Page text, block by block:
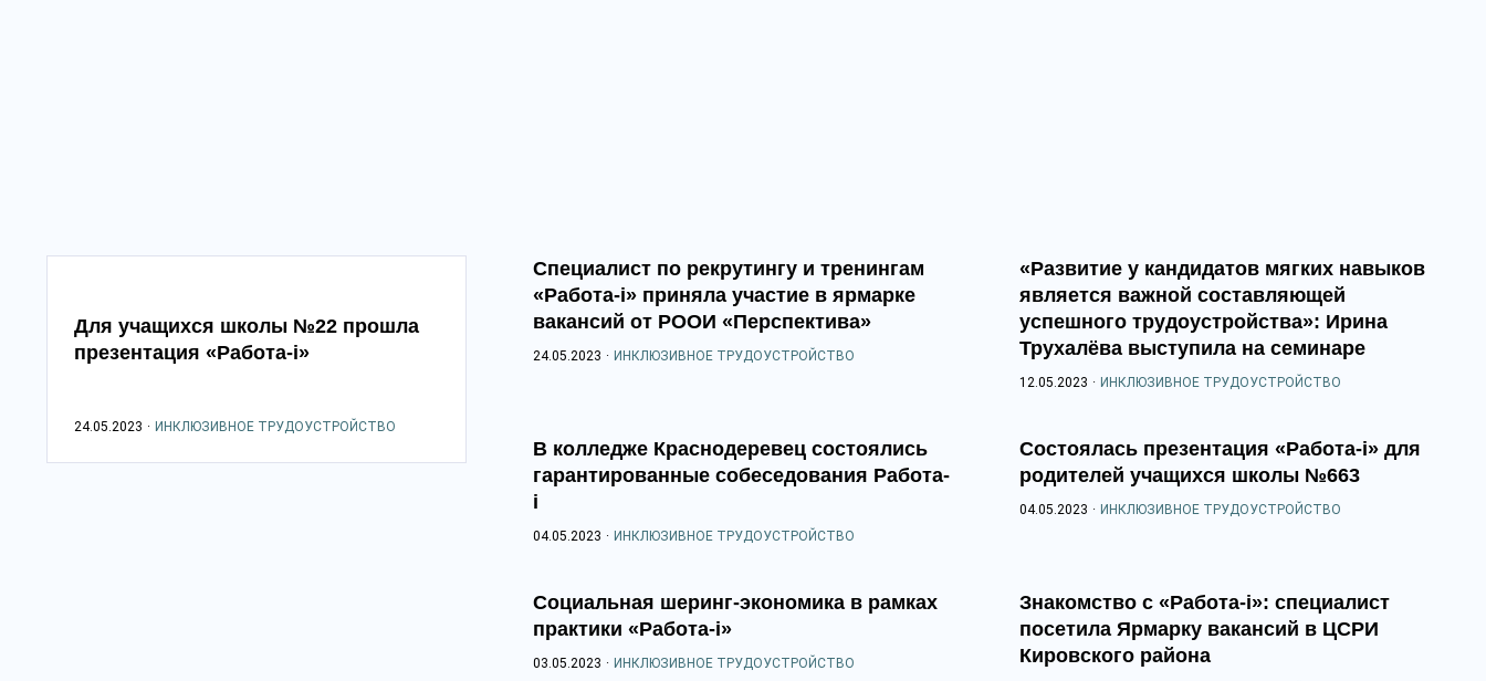
Для учащихся школы №22 прошла
презентация «Работа-i»
24.05.2023 · ИНКЛЮЗИВНОЕ ТРУДОУСТРОЙСТВО
Специалист по рекрутингу и тренингам
«Работа-i» приняла участие в ярмарке
вакансий от РООИ «Перспектива»
24.05.2023 · ИНКЛЮЗИВНОЕ ТРУДОУСТРОЙСТВО
«Развитие у кандидатов мягких навыков
является важной составляющей
успешного трудоустройства»: Ирина
Трухалёва выступила на семинаре
12.05.2023 · ИНКЛЮЗИВНОЕ ТРУДОУСТРОЙСТВО
В колледже Краснодеревец состоялись
гарантированные собеседования Работа-
i
04.05.2023 · ИНКЛЮЗИВНОЕ ТРУДОУСТРОЙСТВО
Состоялась презентация «Работа-i» для
родителей учащихся школы №663
04.05.2023 · ИНКЛЮЗИВНОЕ ТРУДОУСТРОЙСТВО
Социальная шеринг-экономика в рамках
практики «Работа-i»
03.05.2023 · ИНКЛЮЗИВНОЕ ТРУДОУСТРОЙСТВО
Знакомство с «Работа-i»: специалист
посетила Ярмарку вакансий в ЦСРИ
Кировского района